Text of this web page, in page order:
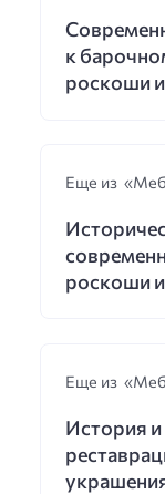
к
роскоши
Еще из
роскоши
Еще из
История и